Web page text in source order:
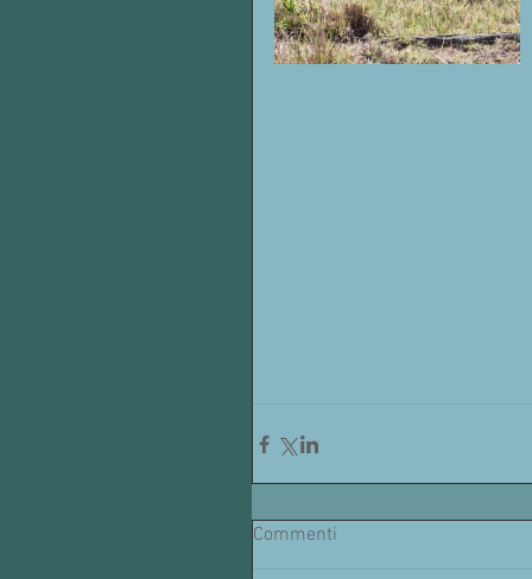
Commenti